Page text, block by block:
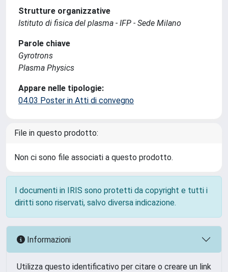
Strutture organizzative
Istituto di fisica del plasma - IFP - Sede Milano
Parole chiave
Gyrotrons
Plasma Physics
Appare nelle tipologie:
04.03 Poster in Atti di convegno
File in questo prodotto:
Non ci sono file associati a questo prodotto.
I documenti in IRIS sono protetti da copyright e tutti i
diritti sono riservati, salvo diversa indicazione.
Informazioni
Utilizza questo identificativo per citare o creare un link